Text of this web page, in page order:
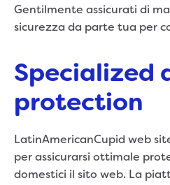
Gentilmente assicurati di
sicurezza da parte tua per
Specialized
protection
LatinAmericanCupid web
per assicurarsi ottimale
domestici il sito web. La